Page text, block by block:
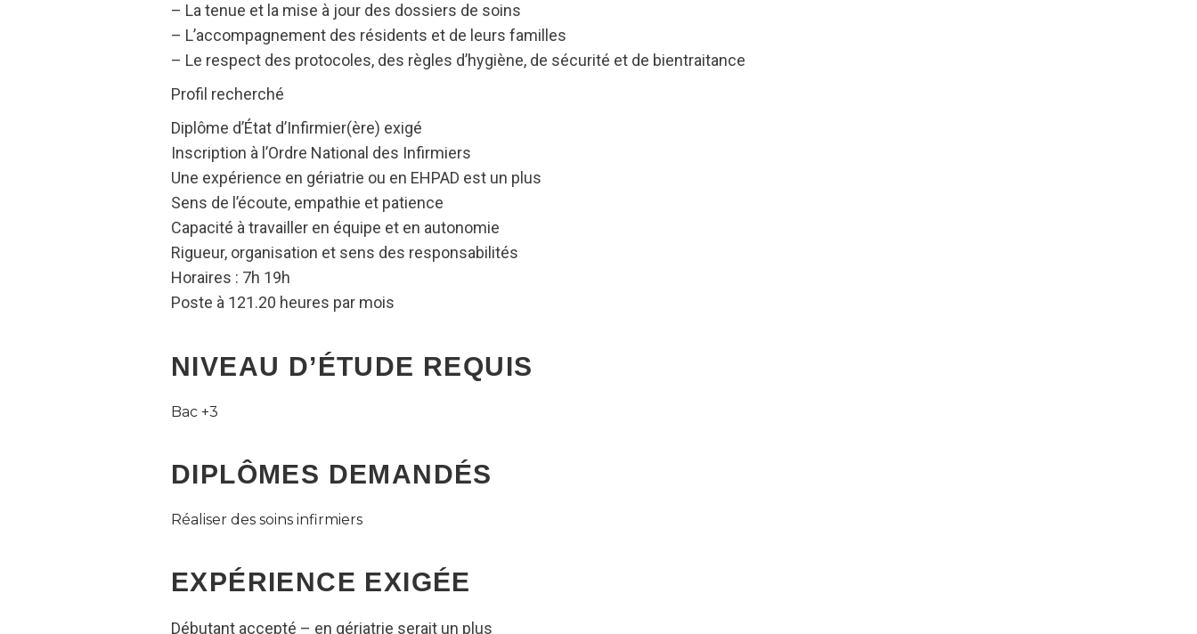
– La tenue et la mise à jour des dossiers de soins
– L’accompagnement des résidents et de leurs familles
– Le respect des protocoles, des règles d’hygiène, de sécurité et de bientraitance
Profil recherché
Diplôme d’État d’Infirmier(ère) exigé
Inscription à l’Ordre National des Infirmiers
Une expérience en gériatrie ou en EHPAD est un plus
Sens de l’écoute, empathie et patience
Capacité à travailler en équipe et en autonomie
Rigueur, organisation et sens des responsabilités
Horaires : 7h 19h
Poste à 121.20 heures par mois
NIVEAU D’ÉTUDE REQUIS
Bac +3
DIPLÔMES DEMANDÉS
Réaliser des soins infirmiers
EXPÉRIENCE EXIGÉE
Débutant accepté – en gériatrie serait un plus